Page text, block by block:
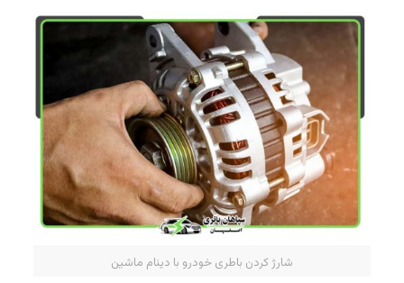
شارژ کردن باطری خودرو با دینام ماشین